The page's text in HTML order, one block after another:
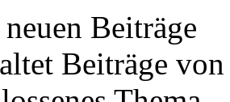
Beiträge
Beiträge